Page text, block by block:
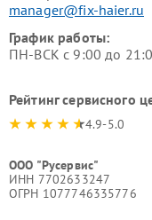
manager@fix-haier.ru
График работы:
ПН-ВСК с 9:00 до
Рейтинг сервисного
4.9-5.0
ООО "Русервис"
ИНН 7702633247
ОГРН 1077746335776